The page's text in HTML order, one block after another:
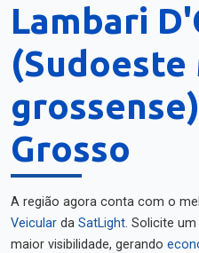
Lambari
(Sudoeste
Grosso
A região agora conta com o
Veicular da SatLight. Solicite um
maior visibilidade, gerando